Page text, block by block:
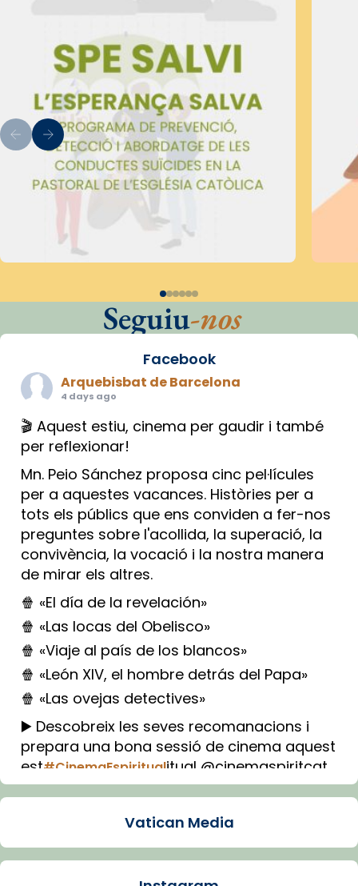
Seguiu-nos
Facebook
Arquebisbat de Barcelona
4 days ago
🎬 Aquest estiu, cinema per gaudir i també
per reflexionar!
Mn. Peio Sánchez proposa cinc pel·lícules
per a aquestes vacances. Històries per a
tots els públics que ens conviden a fer-nos
preguntes sobre l'acollida, la superació, la
convivència, la vocació i la nostra manera
de mirar els altres.
🍿 «El día de la revelación»
🍿 «Las locas del Obelisco»
🍿 «Viaje al país de los blancos»
🍿 «León XIV, el hombre detrás del Papa»
🍿 «Las ovejas detectives»
▶️ Descobreix les seves recomanacions i
prepara una bona sessió de cinema aquest
est#CinemaEspiritualitual @cinemaspiritcat
Imatge: Generada amb IA (OpenAI)
View on Facebook · Share
Vatican Media